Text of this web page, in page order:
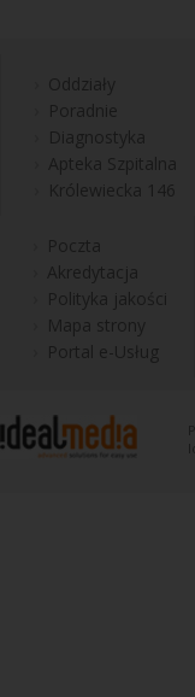
Oddziały
Poradnie
Diagnostyka
Apteka Szpitalna
Królewiecka 146
Poczta
Akredytacja
Polityka jakości
Mapa strony
Portal e-Usług